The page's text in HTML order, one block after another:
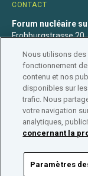
CONTACT
Forum nucléaire
Frohburgstrasse 20
+41 31 560 36 50
Déclaration de
Répertoire des
Nous utilisons
fonctionnement
contenu et nos
disponibles sur les
trafic. Nous
votre navigation
analytiques,
concernant la
Paramètres